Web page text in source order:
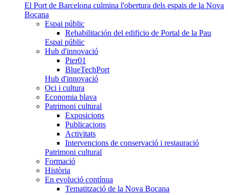
El Port de Barcelona culmina l'obertura dels espais de la Nova
Bocana
Espai públic
Rehabilitación del edificio de Portal de la Pau
Espai públic
Hub d'innovació
Pier01
BlueTechPort
Hub d'innovació
Oci i cultura
Economia blava
Patrimoni cultural
Exposicions
Publicacions
Activitats
Intervencions de conservació i restauració
Patrimoni cultural
Formació
Història
En evolució contínua
Tematització de la Nova Bocana